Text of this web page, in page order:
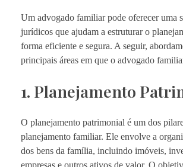
Um advogado familiar pode oferecer uma
jurídicos que ajudam a estruturar o
forma eficiente e segura. A seguir,
principais áreas em que o advogado
1. Planejamento
O planejamento patrimonial é um dos
planejamento familiar. Ele envolve a
dos bens da família, incluindo imóveis,
empresas e outros ativos de valor. O